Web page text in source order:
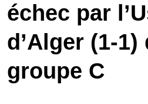
échec par
d’Alger (1-1)
groupe C